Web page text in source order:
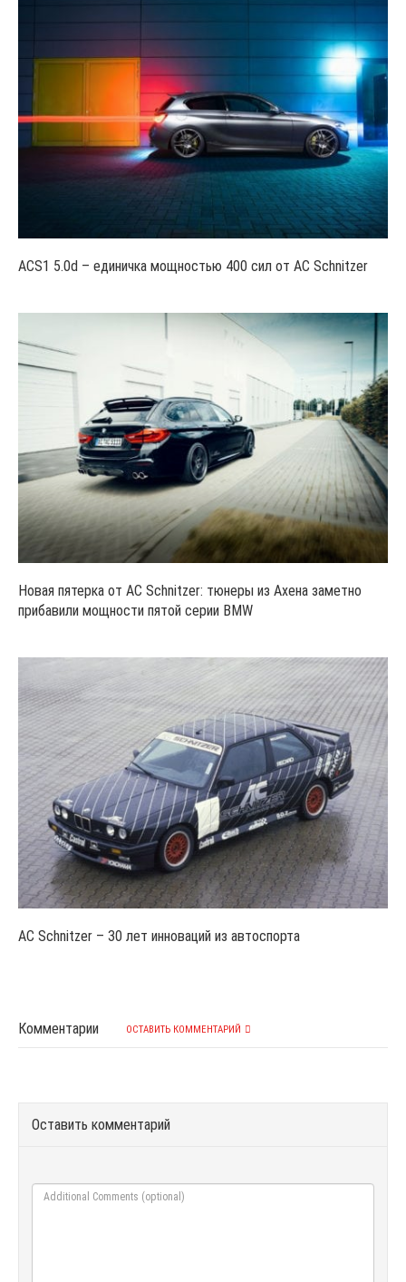
ACS1 5.0d – единичка мощностью 400 сил от AC Schnitzer
Новая пятерка от AC Schnitzer: тюнеры из Ахена заметно
прибавили мощности пятой серии BMW
AC Schnitzer – 30 лет инноваций из автоспорта
Комментарии ОСТАВИТЬ КОММЕНТАРИЙ
Оставить комментарий